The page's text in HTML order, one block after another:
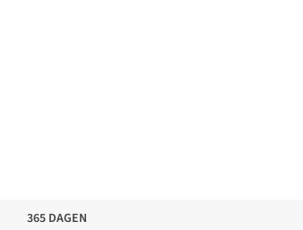
365 DAGEN